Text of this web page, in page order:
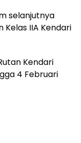
selanjutnya
IIA Kendari
Kendari
4 Februari